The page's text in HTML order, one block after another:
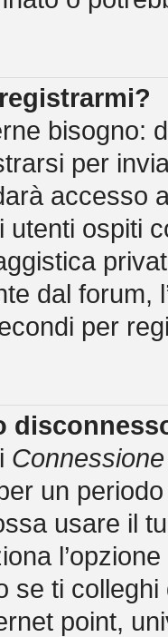
bisogno:
per
accesso
ospiti
dal forum,
per
un
usare il
se ti
point,